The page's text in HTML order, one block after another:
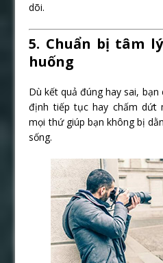
dõi.
5. Chuẩn bị tâm
huống
Dù kết quả đúng hay sai,
định tiếp tục hay chấm dứt
mọi thứ giúp bạn không bị
sống.